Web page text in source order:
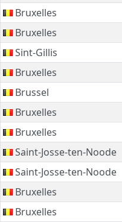
Bruxelles
Bruxelles
Sint-Gillis
Bruxelles
Brussel
Bruxelles
Bruxelles
Saint-Josse-ten-Noode
Saint-Josse-ten-Noode
Bruxelles
Bruxelles